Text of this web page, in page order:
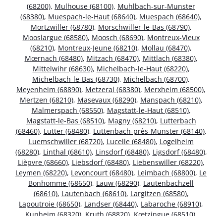
(68200), Mulhouse (68100), Muhlbach-sur-Munster
(68380), Muespach-le-Haut (68640), Muespach (68640),
Mortzwiller (68780), Morschwiller-le-Bas (68790),
Mooslargue (68580), Moosch (68690), Montreux-Vieux
(68210), Montreux-Jeune (68210), Mollau (68470),
Mœrnach (68480), Mitzach (68470), Mittlach (68380),
Mittelwihr (68630), Michelbach-le-Haut (68220),
Michelbach-le-Bas (68730), Michelbach (68700),
Meyenheim (68890), Metzeral (68380), Merxheim (68500),
Mertzen (68210), Masevaux (68290), Manspach (68210),
Malmerspach (68550), Magstatt-le-Haut (68510),
Magstatt-le-Bas (68510), Magny (68210), Lutterbach
(68460), Lutter (68480), Luttenbach-près-Munster (68140),
Luemschwiller (68720), Lucelle (68480), Logelheim
(68280), Linthal (68610), Linsdorf (68480), Ligsdorf (68480),
Lièpvre (68660), Liebsdorf (68480), Liebenswiller (68220),
Leymen (68220), Levoncourt (68480), Leimbach (68800), Le
Bonhomme (68650), Lauw (68290), Lautenbachzell
(68610), Lautenbach (68610), Largitzen (68580),
Lapoutroie (68650), Landser (68440), Labaroche (68910),
Kunheim (68320), Kruth (68820), Kœtzingue (68510),